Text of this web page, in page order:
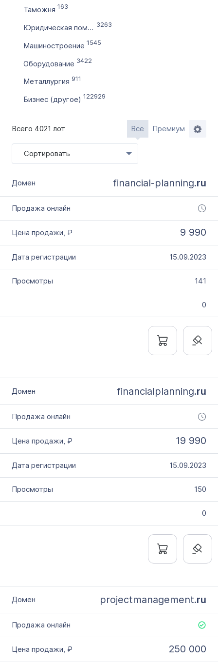
Таможня 163
Юридическая помощь 3263
Машиностроение 1545
Оборудование 3422
Металлургия 911
Бизнес (другое) 122929
Всего 4021 лот Все Премиум
Сортировать
financial-planning.ru
9 990
15.09.2023
141
0
financialplanning.ru
19 990
15.09.2023
150
0
projectmanagement.ru
250 000